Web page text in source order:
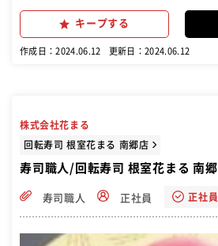
をご確認ください。
キープする
作成日：2024.06.12 更新日：2024.06.12
株式会社花まる
回転寿司 根室花まる 南郷店
寿司職人/回転寿司 根室花まる 南
寿司職人 正社員 正社